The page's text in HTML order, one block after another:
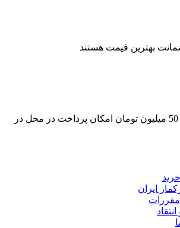
بهترین قیمت هستند
برای سفارشات بالای 50 میلیون تومان امکان پرداخت در محل در
ایران
مقررات